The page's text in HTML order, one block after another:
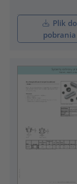
Plik do
pobrania